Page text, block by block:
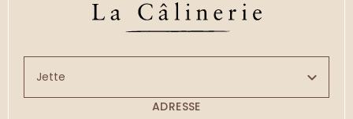
ADRESSE